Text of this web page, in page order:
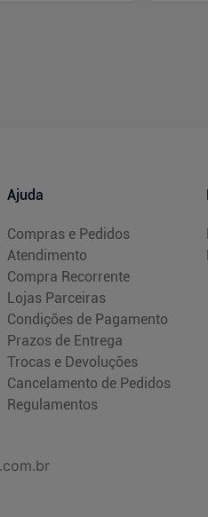
Ajuda
Compras e Pedidos
Atendimento
Compra Recorrente
Lojas Parceiras
Condições de Pagamento
Prazos de Entrega
Trocas e Devoluções
Cancelamento de Pedidos
Regulamentos